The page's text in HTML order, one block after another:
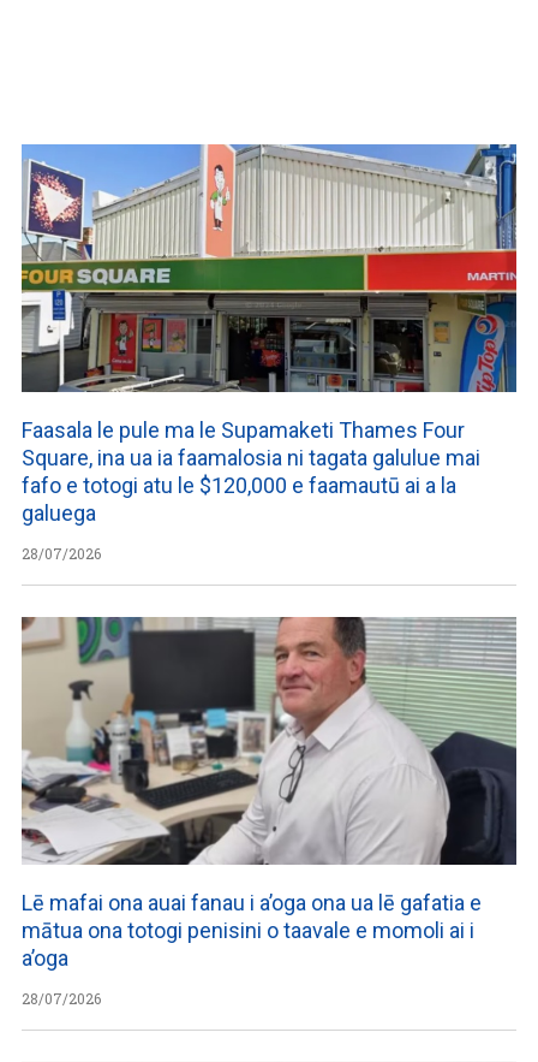
Faasala le pule ma le Supamaketi Thames Four
Square, ina ua ia faamalosia ni tagata galulue mai
fafo e totogi atu le $120,000 e faamautū ai a la
galuega
28/07/2026
Lē mafai ona auai fanau i a’oga ona ua lē gafatia e
mātua ona totogi penisini o taavale e momoli ai i
a’oga
28/07/2026